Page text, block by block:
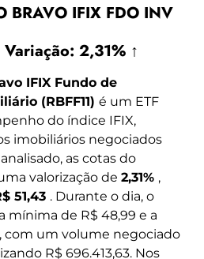
BRAVO IFIX FDO INV
Variação: 2,31% ↑
IFIX Fundo de
(RBFF11) é um ETF
do índice IFIX,
imobiliários negociados
as cotas do
valorização de 2,31% ,
51,43 . Durante o dia, o
mínima de R$ 48,99 e a
com um volume negociado
R$ 696.413,63. Nos